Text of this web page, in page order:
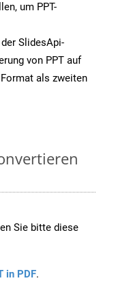
um PPT-
SlidesApi-
von PPT auf
als zweiten
Sie bitte diese
in PDF.